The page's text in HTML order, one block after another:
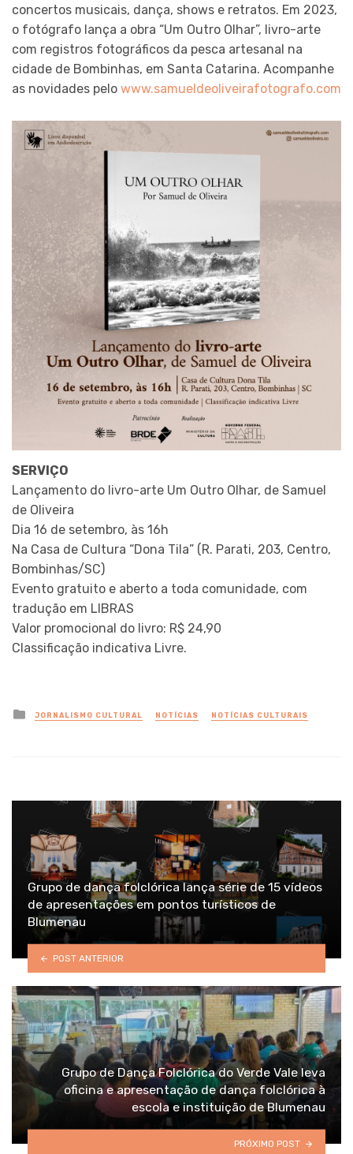
concertos musicais, dança, shows e retratos. Em 2023,
o fotógrafo lança a obra “Um Outro Olhar”, livro-arte
com registros fotográficos da pesca artesanal na
cidade de Bombinhas, em Santa Catarina. Acompanhe
as novidades pelo www.samueldeoliveirafotografo.com
SERVIÇO
Lançamento do livro-arte Um Outro Olhar, de Samuel
de Oliveira
Dia 16 de setembro, às 16h
Na Casa de Cultura “Dona Tila” (R. Parati, 203, Centro,
Bombinhas/SC)
Evento gratuito e aberto a toda comunidade, com
tradução em LIBRAS
Valor promocional do livro: R$ 24,90
Classificação indicativa Livre.
Posted
in
JORNALISMO CULTURAL NOTÍCIAS NOTÍCIAS CULTURAIS
Grupo de dança folclórica lança série de 15 vídeos
de apresentações em pontos turísticos de
Blumenau
POST ANTERIOR
Grupo de Dança Folclórica do Verde Vale leva
oficina e apresentação de dança folclórica à
escola e instituição de Blumenau
PRÓXIMO POST